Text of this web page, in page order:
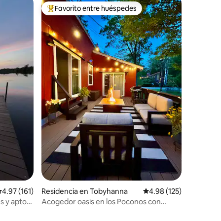
promedio: 4.97 de 5; 161 evaluaciones
4.97 (161)
y apto
De los mejores en Favorito entre huéspedes
Favorito entre huéspedes
Residencia en Tobyhanna Calificación promedio:
4.98 (125)
Acogedor oasis en los Poconos con